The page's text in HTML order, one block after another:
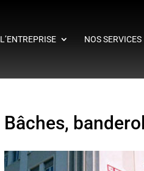
L’ENTREPRISE NOS SERVICES
Bâches,